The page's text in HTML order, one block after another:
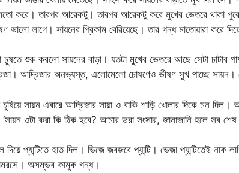
করে। তারপর আরেকটু। তারপর আরেকটু করে মুখের ভেতরে থাকা পুরো
ভালো লাগে। সায়নের প্রিকাম বেরিয়েছে। তার গন্ধ মাতোয়ারা করে
শুরু করলো সায়নের বাড়া। যতটা মুখের ভেতরে আছে সেটা চাটার
আদ্রিজার অনভ্যস্ত, এলোমেলো চোষণেও ভীষণ সুখ পাচ্ছে সায়ন।
চুষিয়ে সায়ন এবারে আদ্রিজার সায়া ও বাকি শাড়ি খোলার দিকে মন
ওটা করা কি ঠিক হবে? আমার ভরা সংসার, জানাজানি হলে সব
দিয়ে প্যান্টিতে হাত দিল। ভিজে জবজবে প্যান্টি। ভেজা প্যান্টিতেই
অসম্ভব কামুক গন্ধ।